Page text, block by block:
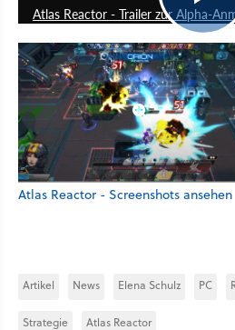
Atlas Reactor - Trailer zur Alpha-
Atlas Reactor - Screenshots ansehen
Artikel News Elena Schulz PC
Strategie Atlas Reactor